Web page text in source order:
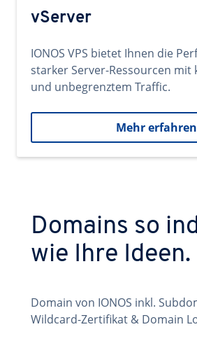
vServer
IONOS VPS bietet Ihnen die
starker Server-Ressourcen mit
und unbegrenztem Traffic.
Mehr erfahren
Domains so
wie Ihre Ideen.
Domain von IONOS inkl.
Wildcard-Zertifikat & Domain